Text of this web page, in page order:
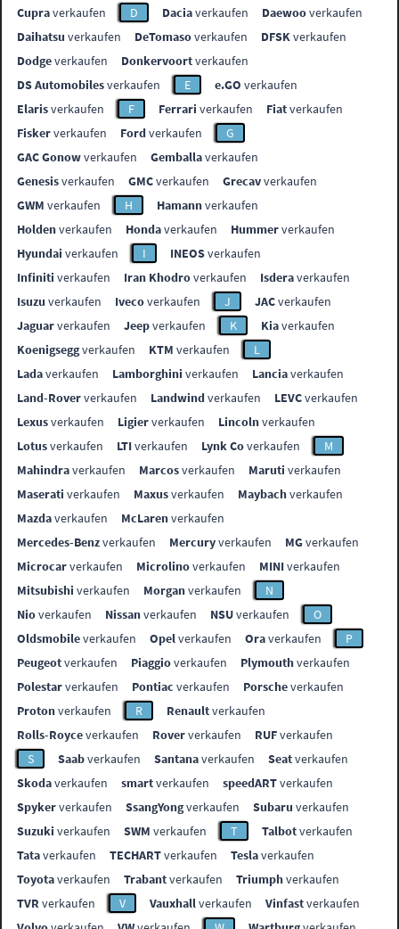
Cupraverkaufen D Daciaverkaufen Daewooverkaufen
Daihatsu verkaufen DeTomasoverkaufen DFSKverkaufen
Dodgeverkaufen Donkervoortverkaufen
DS Automobilesverkaufen E e.GO verkaufen
Elarisverkaufen F Ferrari verkaufen Fiatverkaufen
Fiskerverkaufen Fordverkaufen
G
GAC Gonowverkaufen Gemballaverkaufen
Genesisverkaufen GMCverkaufen Grecavverkaufen
GWM verkaufen H Hamannverkaufen
Holdenverkaufen Hondaverkaufen Hummerverkaufen
Hyundai verkaufen I INEOSverkaufen
Infiniti verkaufen Iran Khodroverkaufen Isderaverkaufen
Isuzu verkaufen Ivecoverkaufen J JACverkaufen
Jaguarverkaufen Jeepverkaufen K Kiaverkaufen
Koenigseggverkaufen KTM verkaufen
L
Ladaverkaufen Lamborghini verkaufen Lanciaverkaufen
Land-Roververkaufen Landwindverkaufen LEVCverkaufen
Lexusverkaufen Ligierverkaufen Lincolnverkaufen
Lotusverkaufen LTIverkaufen Lynk Coverkaufen
M
Mahindraverkaufen Marcosverkaufen Maruti verkaufen
Maserati verkaufen Maxusverkaufen Maybachverkaufen
Mazdaverkaufen McLarenverkaufen
Mercedes-Benzverkaufen Mercuryverkaufen MGverkaufen
Microcarverkaufen Microlinoverkaufen MINIverkaufen
Mitsubishi verkaufen Morganverkaufen
N
Nioverkaufen Nissanverkaufen NSUverkaufen
O
Oldsmobileverkaufen Opelverkaufen Oraverkaufen
P
Peugeotverkaufen Piaggioverkaufen Plymouthverkaufen
Polestarverkaufen Pontiac verkaufen Porscheverkaufen
Protonverkaufen R Renaultverkaufen
Rolls-Royceverkaufen Roververkaufen RUFverkaufen
S
Saabverkaufen Santanaverkaufen Seatverkaufen
Skodaverkaufen smartverkaufen speedARTverkaufen
Spykerverkaufen SsangYongverkaufen Subaru verkaufen
Suzuki verkaufen SWM verkaufen T Talbotverkaufen
Tataverkaufen TECHARTverkaufen Teslaverkaufen
Toyotaverkaufen Trabantverkaufen Triumphverkaufen
TVR verkaufen V Vauxhallverkaufen Vinfastverkaufen